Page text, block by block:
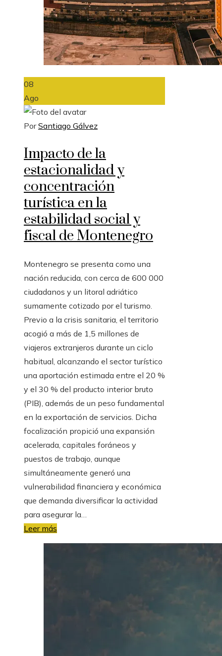
08
Ago
PorSantiago Gálvez
Impacto de la
estacionalidad y
concentración
turística en la
estabilidad social y
fiscal de Montenegro
Montenegro se presenta como una
nación reducida, con cerca de 600 000
ciudadanos y un litoral adriático
sumamente cotizado por el turismo.
Previo a la crisis sanitaria, el territorio
acogió a más de 1,5 millones de
viajeros extranjeros durante un ciclo
habitual, alcanzando el sector turístico
una aportación estimada entre el 20 %
y el 30 % del producto interior bruto
(PIB), además de un peso fundamental
en la exportación de servicios. Dicha
focalización propició una expansión
acelerada, capitales foráneos y
puestos de trabajo, aunque
simultáneamente generó una
vulnerabilidad financiera y económica
que demanda diversificar la actividad
para asegurar la…
Leer más